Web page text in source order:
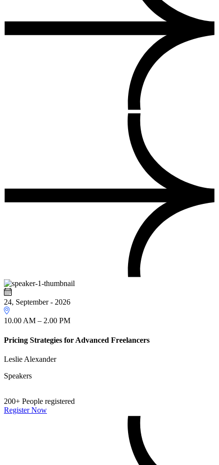
24, September - 2026
10.00 AM – 2.00 PM
Pricing Strategies for Advanced Freelancers
Leslie Alexander
Speakers
200+ People registered
Register Now